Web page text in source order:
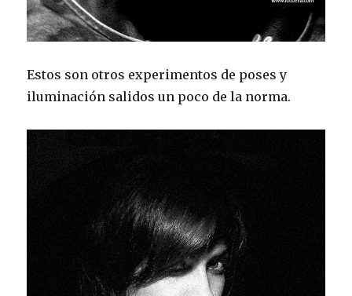
Estos son otros experimentos de poses y
iluminación salidos un poco de la norma.